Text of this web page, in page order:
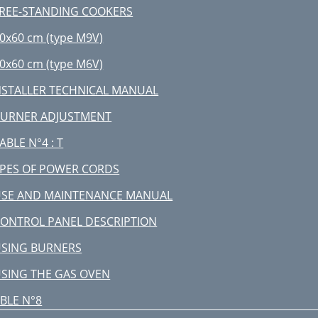
STANDING COOKERS
cm (type M9V)
cm (type M6V)
TECHNICAL MANUAL
ADJUSTMENT
N°4 : T
OF POWER CORDS
AND MAINTENANCE MANUAL
PANEL DESCRIPTION
BURNERS
THE GAS OVEN
N°8